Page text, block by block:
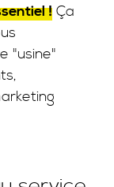
! Ça
"usine"